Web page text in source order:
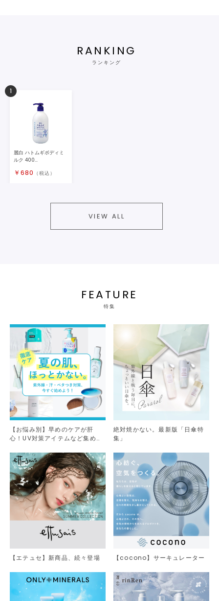
RANKING
ランキング
1
麗白 ハトムギボディミ
ルク 400...
￥ 680 （税込）
VIEW ALL
FEATURE
特集
【お悩み別】早めのケアが肝
心！UV対策アイテムなど集めま
絶対焼かない。最新版「日傘特
集」
【エテュセ】新商品、続々登場 【cocono】サーキュレーター